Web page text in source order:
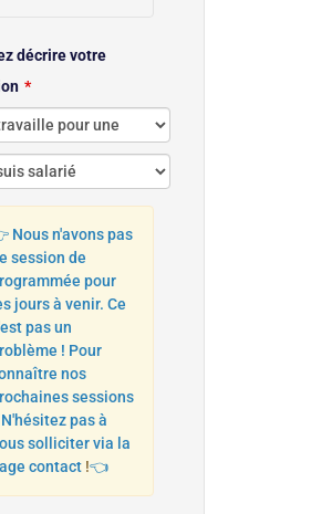
décrire votre
Nous n'avons pas
session de
pour
jours à venir. Ce
pas un
! Pour
nos
sessions
pas à
solliciter via la
contact!👈